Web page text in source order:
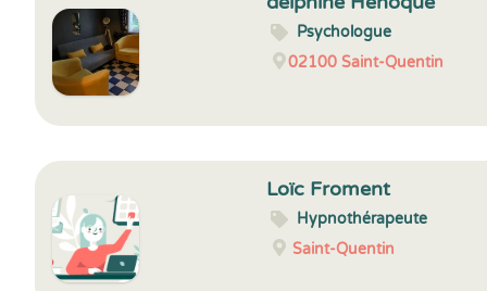
Psychologue
02100 Saint-Quentin
Loïc Froment
Hypnothérapeute
Saint-Quentin